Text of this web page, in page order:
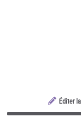
Éditer